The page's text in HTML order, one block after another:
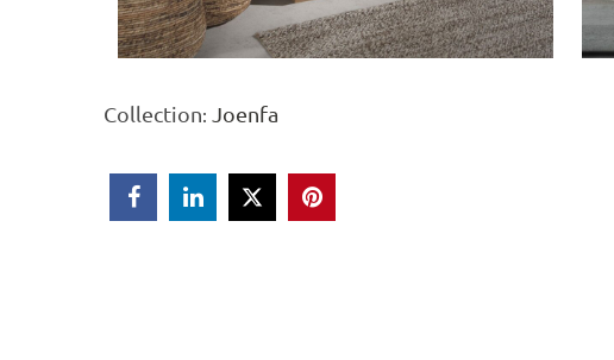
Collection: Joenfa
  